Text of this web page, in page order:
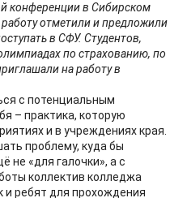
конференции в Сибирском
отметили и предложили
в СФУ. Студентов,
по страхованию, по
на работу в
с потенциальным
– практика, которую
и в учреждениях края.
проблему, куда бы
не «для галочки», а с
коллектив колледжа
и ребят для прохождения